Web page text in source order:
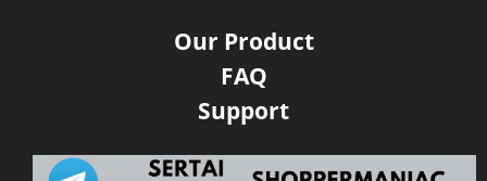
Our Product
FAQ
Support